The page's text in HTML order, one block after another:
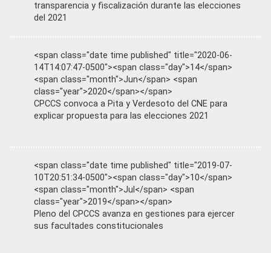
transparencia y fiscalización durante las elecciones
del 2021
<span class="date time published" title="2020-06-
14T14:07:47-0500"><span class="day">14</span>
<span class="month">Jun</span> <span
class="year">2020</span></span>
CPCCS convoca a Pita y Verdesoto del CNE para
explicar propuesta para las elecciones 2021
<span class="date time published" title="2019-07-
10T20:51:34-0500"><span class="day">10</span>
<span class="month">Jul</span> <span
class="year">2019</span></span>
Pleno del CPCCS avanza en gestiones para ejercer
sus facultades constitucionales